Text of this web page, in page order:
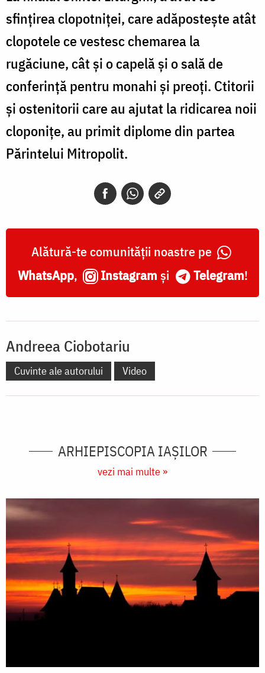
sfințirea clopotniței, care adăpostește atât
clopotele ce vestesc chemarea la
rugăciune, cât și o capelă și o sală de
conferință pentru monahi și preoți. Ctitorii
și ostenitorii care au ajutat la ridicarea noii
cloponițe, au primit diplome din partea
Părintelui Mitropolit.
Alătură-te comunității noastre pe
WhatsApp, Instagram și Telegram!
Andreea Ciobotariu
Cuvinte ale autorului Video
ARHIEPISCOPIA IAŞILOR
vezi mai multe »